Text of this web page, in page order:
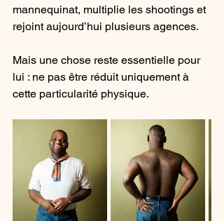
mannequinat, multiplie les shootings et
rejoint aujourd’hui plusieurs agences.
Mais une chose reste essentielle pour
lui : ne pas être réduit uniquement à
cette particularité physique.